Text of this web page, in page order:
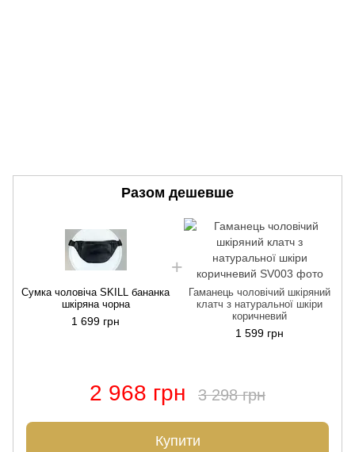
Разом дешевше
Сумка чоловіча SKILL бананка
шкіряна чорна
1 699 грн
Гаманець чоловічий шкіряний
клатч з натуральної шкіри
коричневий
1 599 грн
2 968 грн 3 298 грн
Купити